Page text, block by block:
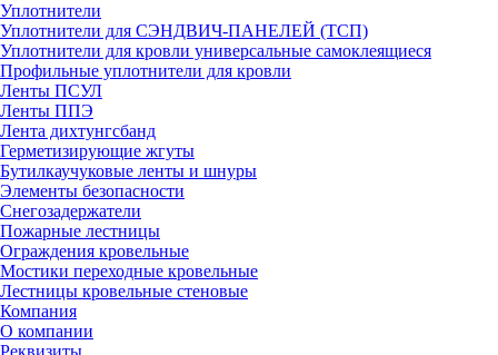
Уплотнители
Уплотнители для СЭНДВИЧ-ПАНЕЛЕЙ (ТСП)
Уплотнители для кровли универсальные самоклеящиеся
Профильные уплотнители для кровли
Ленты ПСУЛ
Ленты ППЭ
Лента дихтунгсбанд
Герметизирующие жгуты
Бутилкаучуковые ленты и шнуры
Элементы безопасности
Снегозадержатели
Пожарные лестницы
Ограждения кровельные
Мостики переходные кровельные
Лестницы кровельные стеновые
Компания
О компании
Реквизиты